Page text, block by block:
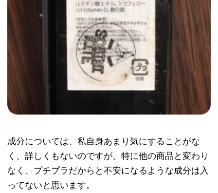
成分については、私自身あまり気にすることがな
く、詳しくもないのですが、特に他の商品と変わり
なく、プチプラだからと不安になるような成分は入
ってないと思います。